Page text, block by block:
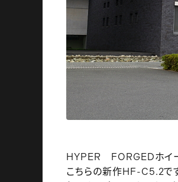
HYPER FORGEDホイ
こちらの新作HF-C5.2で